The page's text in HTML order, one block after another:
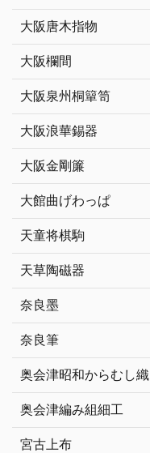
大阪唐木指物
大阪欄間
大阪泉州桐簞笥
大阪浪華錫器
大阪金剛簾
大館曲げわっぱ
天童将棋駒
天草陶磁器
奈良墨
奈良筆
奥会津昭和からむし織
奥会津編み組細工
宮古上布